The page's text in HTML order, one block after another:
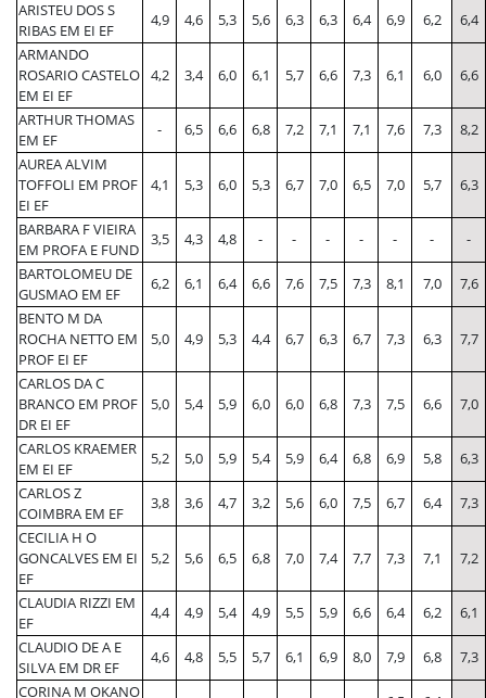
ARISTEU DOS S
RIBAS EM EI EF
4,9 4,6 5,3 5,6 6,3 6,3 6,4 6,9 6,2
6,4
ARMANDO
ROSARIO CASTELO
EM EI EF
4,2 3,4 6,0 6,1 5,7 6,6 7,3 6,1 6,0 6,6
ARTHUR THOMAS
EM EF
- 6,5 6,6 6,8 7,2 7,1 7,1 7,6 7,3
8,2
AUREA ALVIM
TOFFOLI EM PROF
EI EF
4,1 5,3 6,0 5,3 6,7 7,0 6,5 7,0 5,7 6,3
BARBARA F VIEIRA
EM PROFA E FUND
3,5 4,3 4,8 - - - - - -
-
BARTOLOMEU DE
GUSMAO EM EF
6,2 6,1 6,4 6,6 7,6 7,5 7,3 8,1 7,0
7,6
BENTO M DA
ROCHA NETTO EM
PROF EI EF
5,0 4,9 5,3 4,4 6,7 6,3 6,7 7,3 6,3 7,7
CARLOS DA C
BRANCO EM PROF
DR EI EF
5,0 5,4 5,9 6,0 6,0 6,8 7,3 7,5 6,6 7,0
CARLOS KRAEMER
EM EI EF
5,2 5,0 5,9 5,4 5,9 6,4 6,8 6,9 5,8
6,3
CARLOS Z
COIMBRA EM EF
3,8 3,6 4,7 3,2 5,6 6,0 7,5 6,7 6,4
7,3
CECILIA H O
GONCALVES EM EI
EF
5,2 5,6 6,5 6,8 7,0 7,4 7,7 7,3 7,1 7,2
CLAUDIA RIZZI EM
EF
4,4 4,9 5,4 4,9 5,5 5,9 6,6 6,4 6,2
6,1
CLAUDIO DE A E
SILVA EM DR EF
4,6 4,8 5,5 5,7 6,1 6,9 8,0 7,9 6,8
7,3
CORINA M OKANO